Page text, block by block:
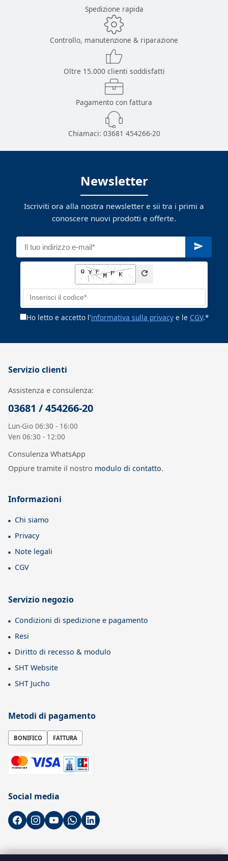
Spedizione rapida
Controllo, manutenzione & riparazione
Oltre 15.000 clienti soddisfatti
Pagamento con fattura
Chiamaci: 03681 454266-20
Newsletter
Iscriviti ora alla nostra newsletter e sii tra i primi a
conoscere nuovi prodotti e offerte.
Ho letto e accetto l'informativa sulla privacye le CGV.*
Servizio clienti
Assistenza e consulenza:
03681 / 454266-20
Lun-Gio 06:30 - 16:00
Ven 06:30 - 12:00
Consulenza WhatsApp
Oppure tramite il nostro modulo di contatto.
Informazioni
Chi siamo
Privacy
Note legali
CGV
Servizio negozio
Condizioni di spedizione e pagamento
Resi
Diritto di recesso & modulo
SHT Website
SHT Jucho
Metodi di pagamento
BONIFICO FATTURA
Social media